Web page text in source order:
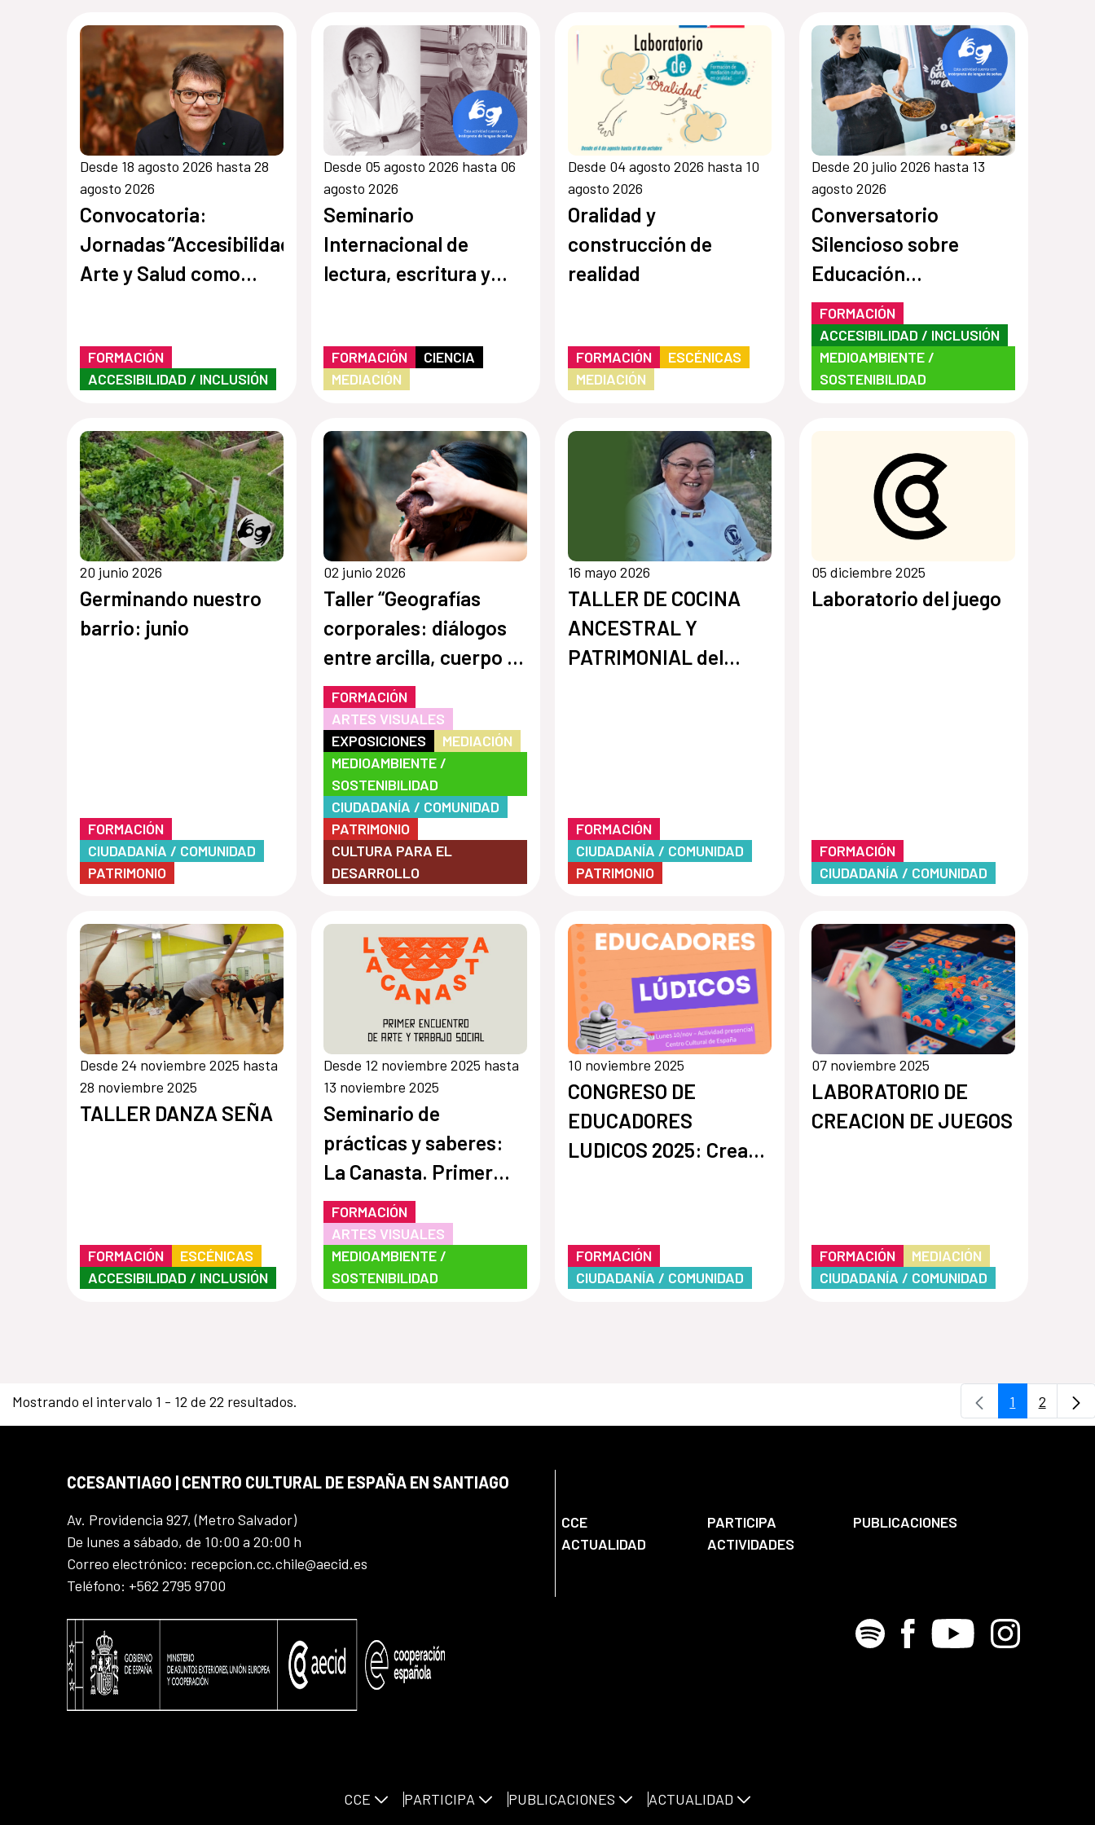
Desde 18 agosto 2026 hasta 28
agosto 2026
Convocatoria:
Jornadas “Accesibilidad,
Arte y Salud como
museos,
instituciones y centros
FORMACIÓN
ACCESIBILIDAD / INCLUSIÓN
Desde 05 agosto 2026 hasta 06
agosto 2026
Seminario
Internacional de
lectura, escritura y
FORMACIÓN
CIENCIA
MEDIACIÓN
Desde 04 agosto 2026 hasta 10
agosto 2026
Oralidad y
construcción de
realidad
FORMACIÓN
ESCÉNICAS
MEDIACIÓN
Desde 20 julio 2026 hasta 13
agosto 2026
Conversatorio
Silencioso sobre
Educación
Socioambiental
FORMACIÓN
ACCESIBILIDAD / INCLUSIÓN
MEDIOAMBIENTE /
SOSTENIBILIDAD
20 junio 2026
Germinando nuestro
barrio: junio
FORMACIÓN
CIUDADANÍA / COMUNIDAD
PATRIMONIO
02 junio 2026
Taller “Geografías
corporales: diálogos
entre arcilla, cuerpo y
territorio"
FORMACIÓN
ARTES VISUALES
EXPOSICIONES
MEDIACIÓN
MEDIOAMBIENTE /
SOSTENIBILIDAD
CIUDADANÍA / COMUNIDAD
PATRIMONIO
CULTURA PARA EL
DESARROLLO
16 mayo 2026
TALLER DE COCINA
ANCESTRAL Y
PATRIMONIAL del
FORMACIÓN
CIUDADANÍA / COMUNIDAD
PATRIMONIO
05 diciembre 2025
Laboratorio del juego
FORMACIÓN
CIUDADANÍA / COMUNIDAD
Desde 24 noviembre 2025 hasta
28 noviembre 2025
TALLER DANZA SEÑA
FORMACIÓN
ESCÉNICAS
ACCESIBILIDAD / INCLUSIÓN
Desde 12 noviembre 2025 hasta
13 noviembre 2025
Seminario de
prácticas y saberes:
La Canasta. Primer
Encuentro de Arte y
Trabajo Social
FORMACIÓN
ARTES VISUALES
MEDIOAMBIENTE /
SOSTENIBILIDAD
10 noviembre 2025
CONGRESO DE
EDUCADORES
LUDICOS 2025: Crear y
FORMACIÓN
CIUDADANÍA / COMUNIDAD
07 noviembre 2025
LABORATORIO DE
CREACION DE JUEGOS
FORMACIÓN
MEDIACIÓN
CIUDADANÍA / COMUNIDAD
Mostrando el intervalo 1 - 12 de 22 resultados. Página
1 Página
2
CCESANTIAGO | CENTRO CULTURAL DE ESPAÑA EN SANTIAGO
Av. Providencia 927, (Metro Salvador)
De lunes a sábado, de 10:00 a 20:00 h
Correo electrónico: recepcion.cc.chile@aecid.es
Teléfono: +562 2795 9700
CCE PARTICIPA
PUBLICACIONES
ACTUALIDAD
ACTIVIDADES
Spotify Facebook
Youtube Instagram
CCE PARTICIPA PUBLICACIONES ACTUALIDAD